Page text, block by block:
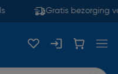
Gratis bezorging